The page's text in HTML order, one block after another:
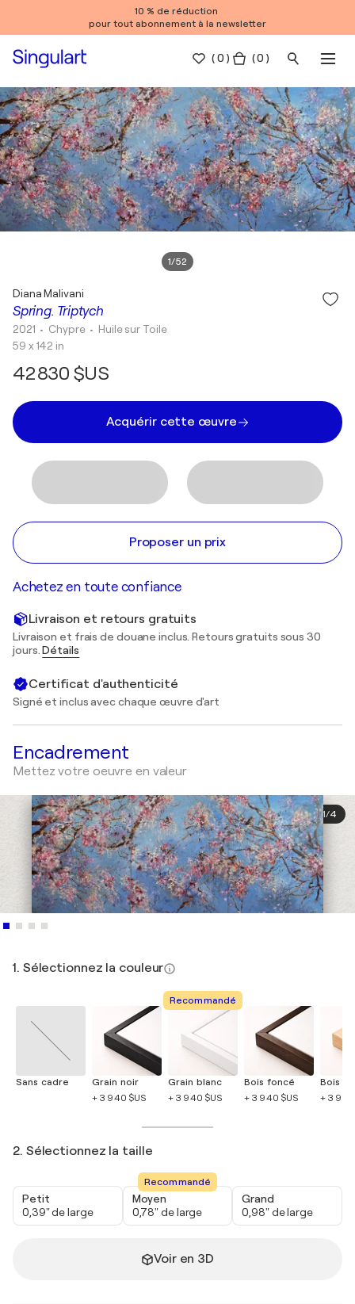
10 % de réduction
pour tout abonnement à la newsletter
(0 ) ( 0 )
1/52
Spring. Triptych
Diana Malivani
2021 • Chypre • Huile sur Toile
59 x 142 in
42 830 $US
Acquérir cette œuvre
Proposer un prix
Achetez en toute confiance
Livraison et retours gratuits
Livraison et frais de douane inclus. Retours gratuits sous 30
jours.Détails
Certificat d'authenticité
Signé et inclus avec chaque œuvre d'art
Encadrement
Mettez votre oeuvre en valeur
1/4
1. Sélectionnez la couleur
Sans cadre
Grain noir
+ 3 940 $US
Recommandé
Grain blanc
+ 3 940 $US
Bois foncé
+ 3 940 $US
Bois
+ 3 940
2. Sélectionnez la taille
Petit
0,39" de large
Recommandé
Moyen
0,78" de large
Grand
0,98" de large
Voir en 3D